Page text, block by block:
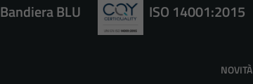
Bandiera BLU ISO 14001:2015
NOVITÀ